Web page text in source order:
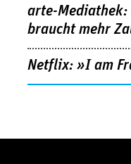
arte-Mediathek:
braucht mehr
Netflix: »I am